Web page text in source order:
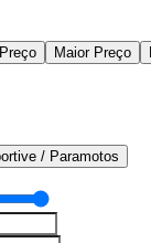
Maior Preço
/ Paramotos